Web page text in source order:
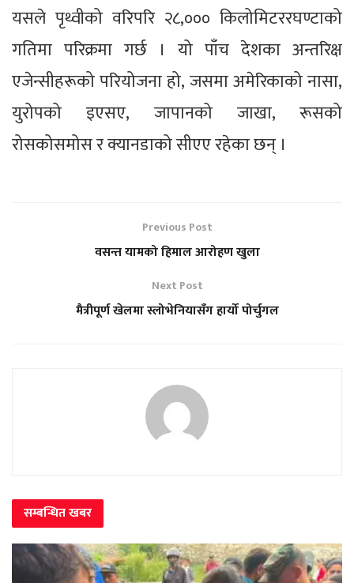
यसले पृथ्वीको वरिपरि २८,००० किलोमिटररघण्टाको
गतिमा परिक्रमा गर्छ । यो पाँच देशका अन्तरिक्ष
एजेन्सीहरूको परियोजना हो, जसमा अमेरिकाको नासा,
युरोपको इएसए, जापानको जाखा, रूसको
रोसकोसमोस र क्यानडाको सीएए रहेका छन् ।
Previous Post
वसन्त यामको हिमाल आरोहण खुला
Next Post
मैत्रीपूर्ण खेलमा स्लोभेनियासँग हार्यो पोर्चुगल
सम्बन्धितखबर